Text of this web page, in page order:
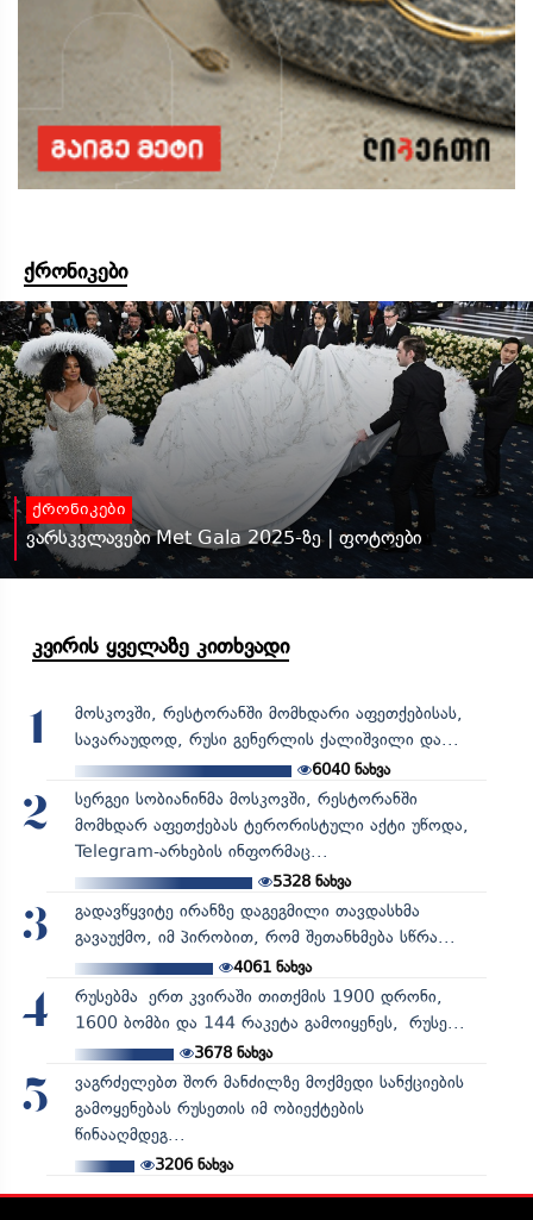
ქრონიკები
ქრონიკები
ვარსკვლავები Met Gala 2025-ზე | ფოტოები
კვირის ყველაზე კითხვადი
1
მოსკოვში, რესტორანში მომხდარი აფეთქებისას,
სავარაუდოდ, რუსი გენერლის ქალიშვილი და...
6040ნახვა
2
სერგეი სობიანინმა მოსკოვში, რესტორანში
მომხდარ აფეთქებას ტერორისტული აქტი უწოდა,
Telegram-არხების ინფორმაც...
5328ნახვა
3
გადავწყვიტე ირანზე დაგეგმილი თავდასხმა
გავაუქმო, იმ პირობით, რომ შეთანხმება სწრა...
4061ნახვა
4
რუსებმა ერთ კვირაში თითქმის 1900 დრონი,
1600 ბომბი და 144 რაკეტა გამოიყენეს, რუსე...
3678ნახვა
5
ვაგრძელებთ შორ მანძილზე მოქმედი სანქციების
გამოყენებას რუსეთის იმ ობიექტების
წინააღმდეგ...
3206ნახვა